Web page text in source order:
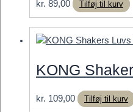
kr. 89,00 Tilføj til kurv
KONG
kr. 109,00 Tilføj til kurv